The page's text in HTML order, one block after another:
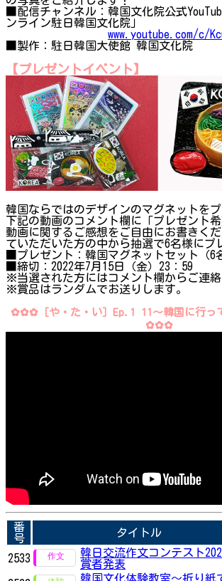
■配信チャンネル：韓国文化院公式
ンライン駐日韓国文化院」
www.youtube.com/c/
■製作：駐日韓国大使館 韓国文化院
【プレゼントイベント】
韓国ならではのデザインのマグネットをプ
下記の動画のコメント欄に「プレゼント希
動画に関するご感想をご自由にお書きく
ていただいた方の中から抽選で6名様にプ
■プレゼント：韓国マグネットセット（6
■締切：2022年7月15日（金）23：59
※当選された方にはコメント欄からご連絡
※賞品はランダムでお送りします。
✿✿✿［や・た・い］Ep.1 11～韓国に行っ
✿✿✿
番
号
タイトル
2533
韓日交流作文コンテスト
賞者発表
韓国文化体験教室〜折り紙